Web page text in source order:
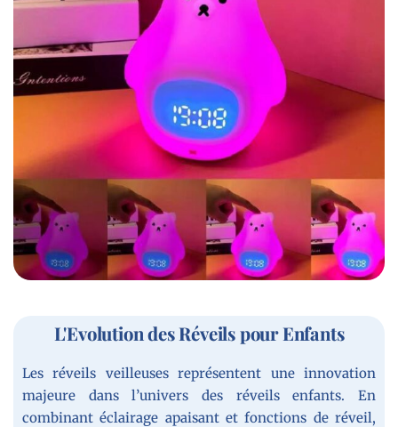
L'Evolution des Réveils pour Enfants
Les réveils veilleuses représentent une innovation
majeure dans l’univers des réveils enfants. En
combinant éclairage apaisant et fonctions de réveil,